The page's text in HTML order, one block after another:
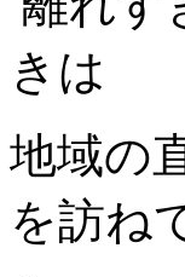
きは
地域の
を訪ね